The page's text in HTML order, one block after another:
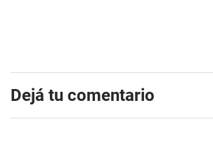
Dejá tu comentario